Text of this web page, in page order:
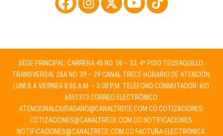
SEDE PRINCIPAL: CARRERA 45 NO. 26 – 33, 4º PISO TEUSAQUILLO:
TRANSVERSAL 28A NO. 39 – 29 CANAL TRECE HORARIO DE ATENCIÓN:
LUNES A VIERNES 8:00 A.M. – 5:00 P.M. TELÉFONO CONMUTADOR: 601
6051313 CORREO ELECTRÓNICO:
ATENCIONALCIUDADANO@CANALTRECE.COM.CO COTIZACIONES:
COTIZACIONES@CANALTRECE.COM.CO NOTIFICACIONES:
NOTIFICACIONES@CANALTRECE.COM.CO FACTURA ELECTRÓNICA: